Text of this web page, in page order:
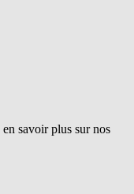
savoir plus sur nos